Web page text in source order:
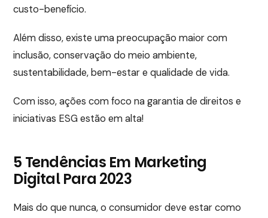
custo-benefício.
Além disso, existe uma preocupação maior com
inclusão, conservação do meio ambiente,
sustentabilidade, bem-estar e qualidade de vida.
Com isso, ações com foco na garantia de direitos e
iniciativas ESG estão em alta!
5 Tendências Em Marketing
Digital Para 2023
Mais do que nunca, o consumidor deve estar como